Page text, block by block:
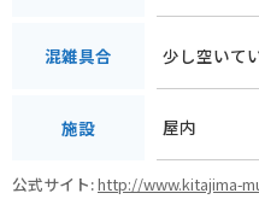
混雑具合 少し空いて
施設 屋内
公式サイト:http://www.kitajima-